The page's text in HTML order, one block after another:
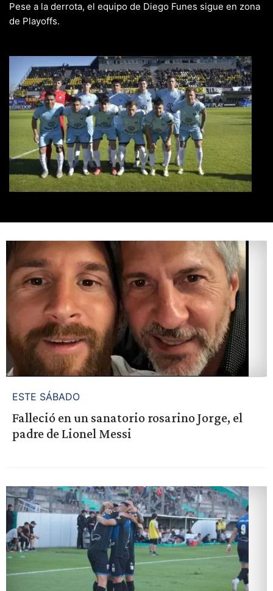
Pese a la derrota, el equipo de Diego Funes sigue en zona
de Playoffs.
ESTE SÁBADO
Falleció en un sanatorio rosarino Jorge, el
padre de Lionel Messi